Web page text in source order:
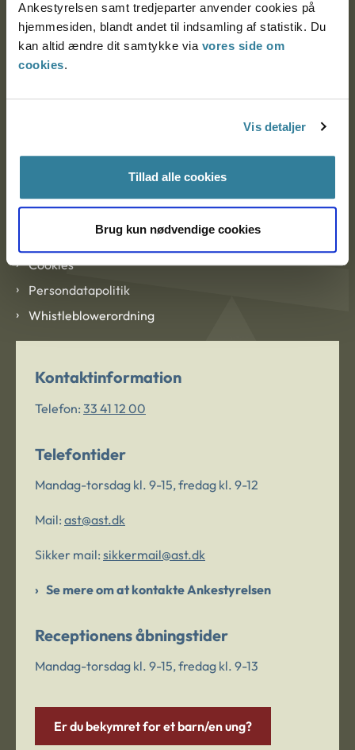
Ankestyrelsen samt tredjeparter anvender cookies på
hjemmesiden, blandt andet til indsamling af statistik. Du
kan altid ændre dit samtykke via vores side om
cookies.
Vis detaljer
Tillad alle cookies
Brug kun nødvendige cookies
EAN: 57 98 000 35 48 21
CVR: 1007 4002
Om Ankestyrelsen
Blanketter og kontaktformularer
Links
Tilgængelighedserklæring
Cookies
Persondatapolitik
Whistleblowerordning
Kontaktinformation
Telefon: 33 41 12 00
Telefontider
Mandag-torsdag kl. 9-15, fredag kl. 9-12
Mail: ast@ast.dk
Sikker mail: sikkermail@ast.dk
Se mere om at kontakte Ankestyrelsen
Receptionens åbningstider
Mandag-torsdag kl. 9-15, fredag kl. 9-13
Er du bekymret for et barn/en ung?